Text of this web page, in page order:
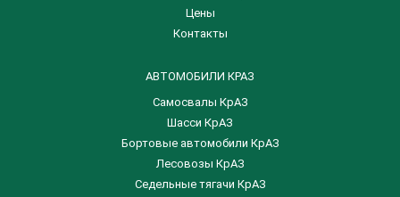
Цены
Контакты
АВТОМОБИЛИ КРАЗ
Самосвалы КрАЗ
Шасси КрАЗ
Бортовые автомобили КрАЗ
Лесовозы КрАЗ
Седельные тягачи КрАЗ